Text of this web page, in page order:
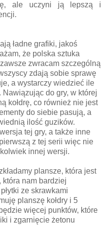
ale uczyni ją lepszą i
ładne grafiki, jakoś
że polska sztuka
zwracam szczególną
zdają sobie sprawę
a wystarczy wiedzieć ile
do gry, w której
kołdrę, co również nie jest
do siebie pasują, a
ilość guzików.
tej gry, a także inne
z tej serii więc nie
innej wersji.
plansze, która jest
nam bardziej
ze skrawkami
planszę kołdry i 5
więcej punktów, które
i zgarnięcie żetonu